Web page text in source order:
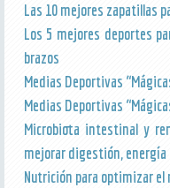
Las 10 mejores zapatillas
Los 5 mejores deportes
brazos
Medias Deportivas
Medias Deportivas
Microbiota intestinal y
mejorar digestión,
Nutrición para optimizar